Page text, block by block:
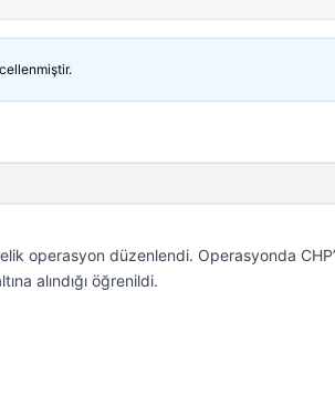
operasyon düzenlendi. Operasyonda
alındığı öğrenildi.